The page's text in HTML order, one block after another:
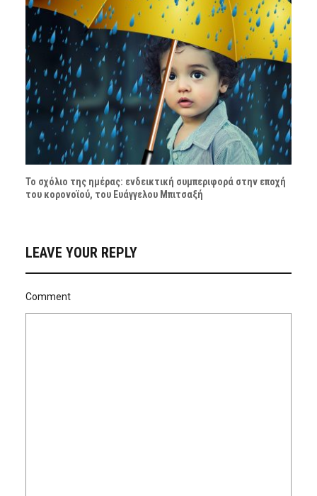
Το σχόλιο της ημέρας: ενδεικτική συμπεριφορά στην εποχή
του κορονοϊού, του Ευάγγελου Μπιτσαξή
LEAVE YOUR REPLY
Comment